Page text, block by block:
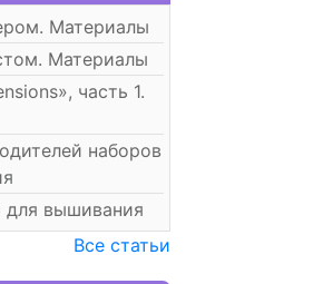
Материалы
Материалы
часть 1.
наборов
для вышивания
Все статьи